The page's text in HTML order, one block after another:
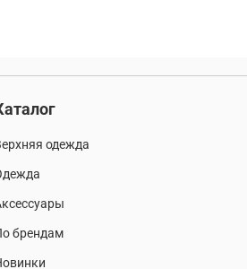
одежда
брендам